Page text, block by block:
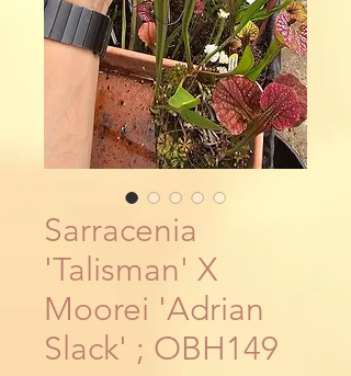
Sarracenia
'Talisman' X
Moorei 'Adrian
Slack' ; OBH149